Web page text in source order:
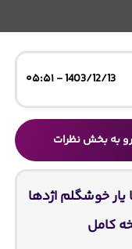
1403/12/13 - ۰۵:۵۱
به بخش نظرات
خوشگلم اژدها
کامل